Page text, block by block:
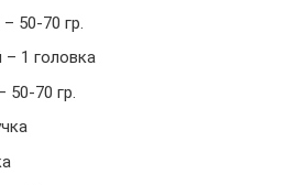
50-70 гр.
1 головка
50-70 гр.